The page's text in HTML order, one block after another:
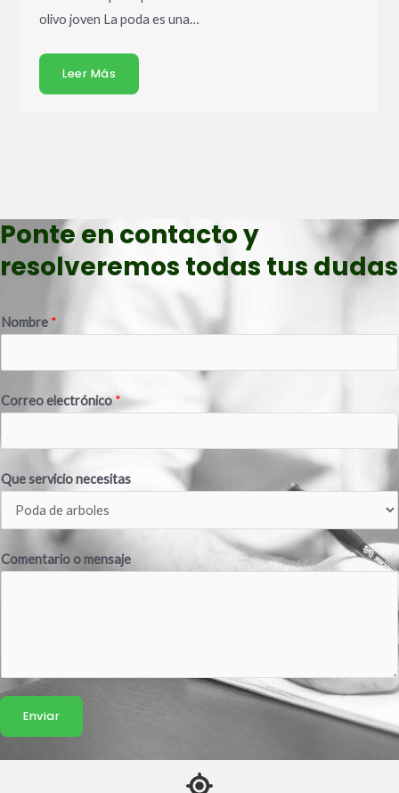
olivo joven La poda es una…
Leer Más
Ponte en contacto y
resolveremos todas tus dudas
Nombre *
Correo electrónico*
Que servicio necesitas
Comentario o mensaje
Enviar